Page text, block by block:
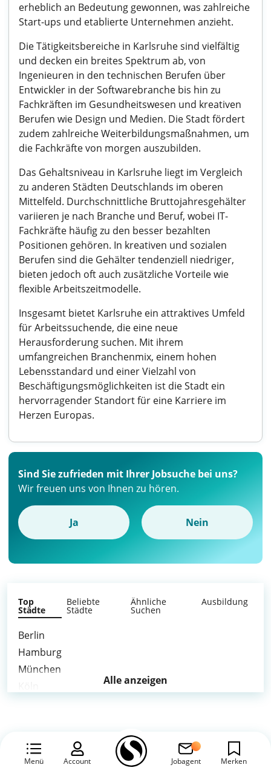
erheblich an Bedeutung gewonnen, was zahlreiche
Start-ups und etablierte Unternehmen anzieht.
Die Tätigkeitsbereiche in Karlsruhe sind vielfältig
und decken ein breites Spektrum ab, von
Ingenieuren in den technischen Berufen über
Entwickler in der Softwarebranche bis hin zu
Fachkräften im Gesundheitswesen und kreativen
Berufen wie Design und Medien. Die Stadt fördert
zudem zahlreiche Weiterbildungsmaßnahmen, um
die Fachkräfte von morgen auszubilden.
Das Gehaltsniveau in Karlsruhe liegt im Vergleich
zu anderen Städten Deutschlands im oberen
Mittelfeld. Durchschnittliche Bruttojahresgehälter
variieren je nach Branche und Beruf, wobei IT-
Fachkräfte häufig zu den besser bezahlten
Positionen gehören. In kreativen und sozialen
Berufen sind die Gehälter tendenziell niedriger,
bieten jedoch oft auch zusätzliche Vorteile wie
flexible Arbeitszeitmodelle.
Insgesamt bietet Karlsruhe ein attraktives Umfeld
für Arbeitssuchende, die eine neue
Herausforderung suchen. Mit ihrem
umfangreichen Branchenmix, einem hohen
Lebensstandard und einer Vielzahl von
Beschäftigungsmöglichkeiten ist die Stadt ein
hervorragender Standort für eine Karriere im
Herzen Europas.
Menü Account Jobagent Merken
Sind Sie zufrieden mit Ihrer Jobsuche bei uns?
Wir freuen uns von Ihnen zu hören.
Ja Nein
Top
Städte
Beliebte
Städte
Ähnliche
Suchen
Ausbildung
Berlin
Hamburg
München
Leipzig
Alle anzeigen